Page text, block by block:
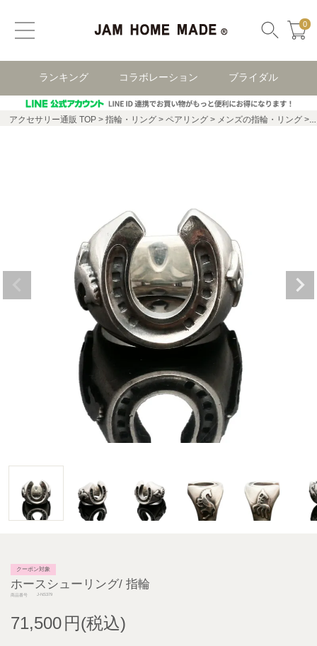
0
ランキング コラボレーション ブライダル
アクセサリー通販 TOP 指輪・リング ペアリング メンズの指輪・リング
クーポン対象
ホースシューリング/ 指輪
商品番号 J-NS379
71,500